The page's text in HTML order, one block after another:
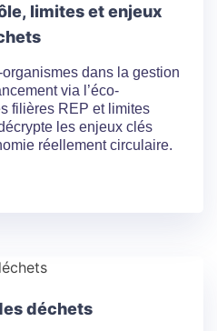
limites et enjeux
dans la gestion
via l’éco-
filières REP et limites
les enjeux clés
réellement circulaire.
déchets